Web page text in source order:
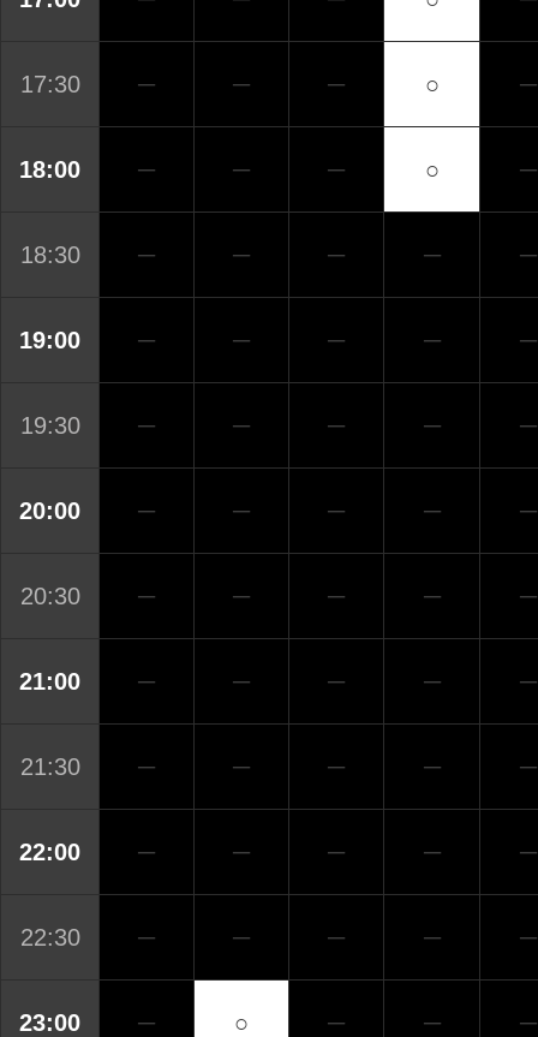
17:30 ─ ─ ─ ○ ─
18:00 ─ ─ ─ ○ ─
18:30 ─ ─ ─ ─ ─
19:00 ─ ─ ─ ─ ─
19:30 ─ ─ ─ ─ ─
20:00 ─ ─ ─ ─ ─
20:30 ─ ─ ─ ─ ─
21:00 ─ ─ ─ ─ ─
21:30 ─ ─ ─ ─ ─
22:00 ─ ─ ─ ─ ─
22:30 ─ ─ ─ ─ ─
23:00 ─ ○ ─ ─ ─